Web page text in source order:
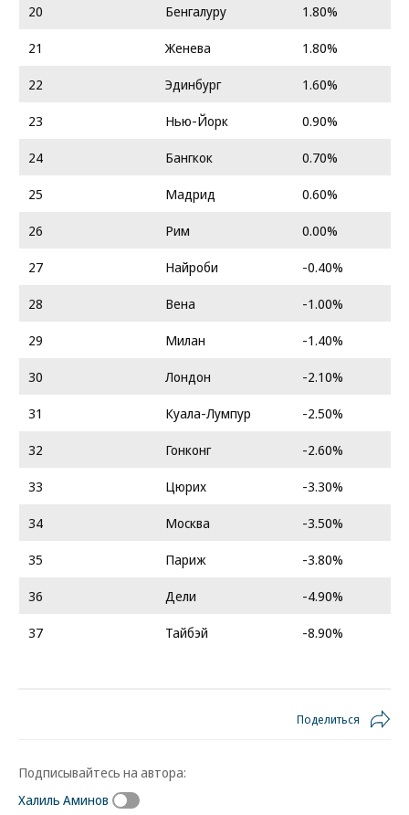
20
Бенгалуру
1.80%
21
Женева
1.80%
22
Эдинбург
1.60%
23
Нью-Йорк
0.90%
24
Бангкок
0.70%
25
Мадрид
0.60%
26
Рим
0.00%
27
Найроби
-0.40%
28
Вена
-1.00%
29
Милан
-1.40%
30
Лондон
-2.10%
31
Куала-Лумпур
-2.50%
32
Гонконг
-2.60%
33
Цюрих
-3.30%
34
Москва
-3.50%
35
Париж
-3.80%
36
Дели
-4.90%
37
Тайбэй -8.90%
Поделиться
Подписывайтесь на автора:
Халиль Аминов